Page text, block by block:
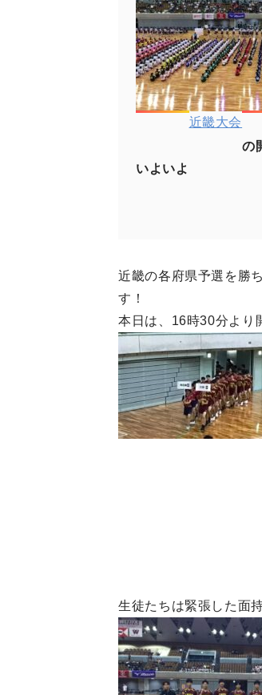
いよいよ
近畿大会
の
近畿の各府県予選を勝
す！
本日は、16時30分より
生徒たちは緊張した面